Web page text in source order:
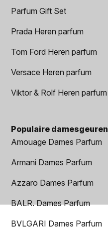
Parfum Gift Set
Prada Heren parfum
Tom Ford Heren parfum
Versace Heren parfum
Viktor & Rolf Heren parfum
Populaire damesgeuren
Amouage Dames Parfum
Armani Dames Parfum
Azzaro Dames Parfum
BALR. Dames Parfum
BVLGARI Dames Parfum